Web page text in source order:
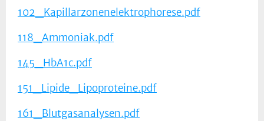
102_Kapillarzonenelektrophorese.pdf
118_Ammoniak.pdf
145_HbA1c.pdf
151_Lipide_Lipoproteine.pdf
161_Blutgasanalysen.pdf